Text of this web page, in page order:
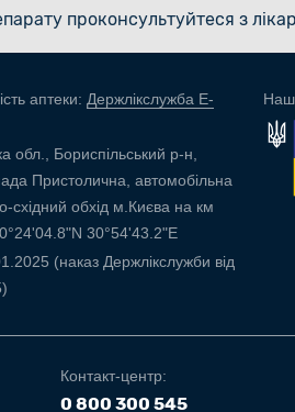
проконсультуйтеся з
аптеки: Держлікслужба E-
Бориспільський р-н,
Пристолична, автомобільна
східний обхід м.Києва на км
30°54'43.2"E
(наказ Держлікслужби від
Контакт-центр:
0 800 300 545